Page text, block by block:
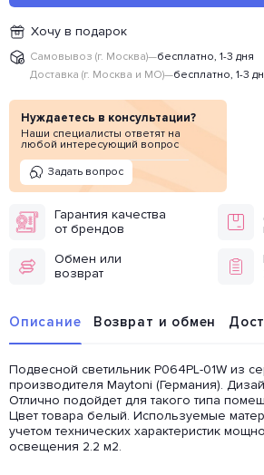
Хочу в подарок
Самовывоз (г. Москва)—бесплатно, 1-3 дня
Доставка (г. Москва и МО)—бесплатно, 1-3
Нуждаетесь в консультации?
Наши специалисты ответят на
любой интересующий вопрос
Задать вопрос
Гарантия качества
от брендов
Обмен или
возврат
Описание Возврат и обмен
Подвесной светильник P064PL-01W из
производителя Maytoni (Германия).
Отлично подойдет для такого типа
Цвет товара белый. Используемые
учетом технических характеристик
освещения 2.2 м2.